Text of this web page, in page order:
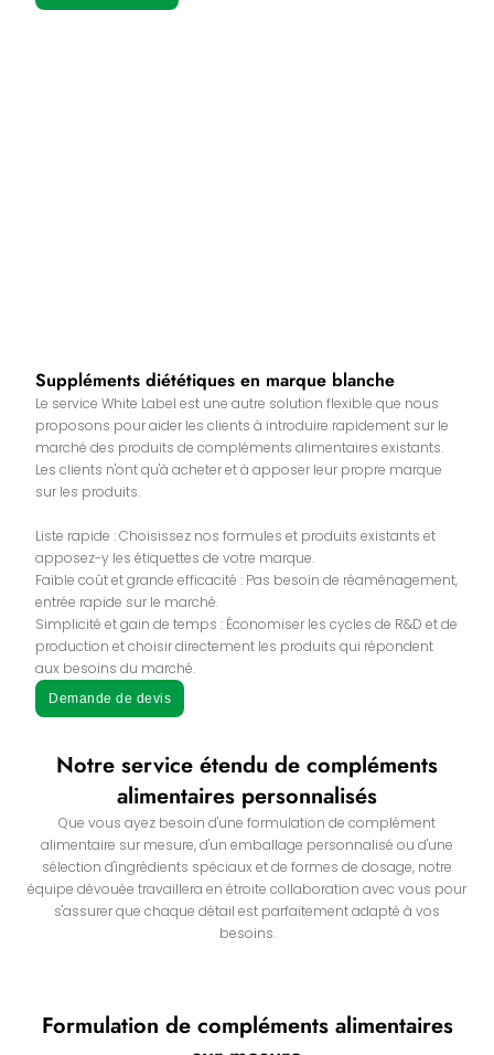
Suppléments diététiques en marque blanche
Le service White Label est une autre solution flexible que nous
proposons pour aider les clients à introduire rapidement sur le
marché des produits de compléments alimentaires existants.
Les clients n'ont qu'à acheter et à apposer leur propre marque
sur les produits.
Liste rapide : Choisissez nos formules et produits existants et
apposez-y les étiquettes de votre marque.
Faible coût et grande efficacité : Pas besoin de réaménagement,
entrée rapide sur le marché.
Simplicité et gain de temps : Économiser les cycles de R&D et de
production et choisir directement les produits qui répondent
aux besoins du marché.
Demande de devis
Notre service étendu de compléments
alimentaires personnalisés
Que vous ayez besoin d'une formulation de complément
alimentaire sur mesure, d'un emballage personnalisé ou d'une
sélection d'ingrédients spéciaux et de formes de dosage, notre
équipe dévouée travaillera en étroite collaboration avec vous pour
s'assurer que chaque détail est parfaitement adapté à vos
besoins.
Formulation de compléments alimentaires